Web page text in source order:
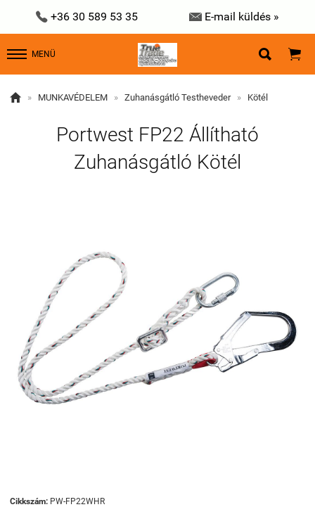
 +36 30 589 53 35  E-mail küldés »
MENÜ  
 » MUNKAVÉDELEM » Zuhanásgátló Testheveder » Kötél
Portwest FP22 Állítható
Zuhanásgátló Kötél
Cikkszám: PW-FP22WHR